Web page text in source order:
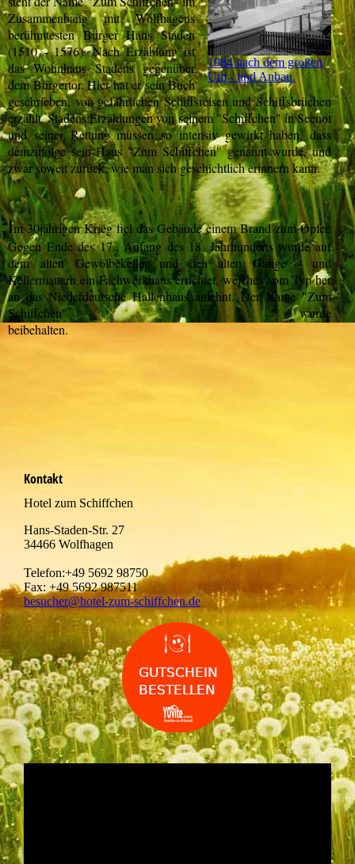
1984 nach dem großen
Um - und Anbau.
Zusammenhang mit Wolfhagens
berühmtesten Bürger Hans Staden
(1510 - 1576). Nach Erzählung ist
das Wohnhaus Stadens gegenüber
dem Bürgertor. Hier hat er sein Buch
geschrieben, von gefährlichen Schiffsreisen und Schiffsbrüchen
erzählt. Stadens Erzählungen von seinem "Schiffchen" in Seenot
und seiner Rettung müssen so intensiv gewirkt haben, dass
demzufolge sein Haus "Zum Schiffchen" genannt wurde, und
zwar soweit zurück, wie man sich geschichtlich erinnern kann.
Im 30jährigen Krieg fiel das Gebäude einem Brand zum Opfer.
Gegen Ende des 17., Anfang des 18. Jahrhunderts wurde auf
dem alten Gewölbekeller und den alten Gänge - und
Kellermauern ein Fachwerkhaus errichtet, welches vom Typ her
an das Niederdeutsche Hallenhaus anlehnt. Der Name "Zum
Schiffchen" wurde
beibehalten.
Kontakt
Hotel zum Schiffchen
Hans-Staden-Str. 27
34466 Wolfhagen
Telefon:+49 5692 98750
Fax: +49 5692 987511
besucher@hotel-zum-schiffchen.de